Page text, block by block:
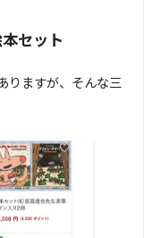
セット
りますが、そんな三